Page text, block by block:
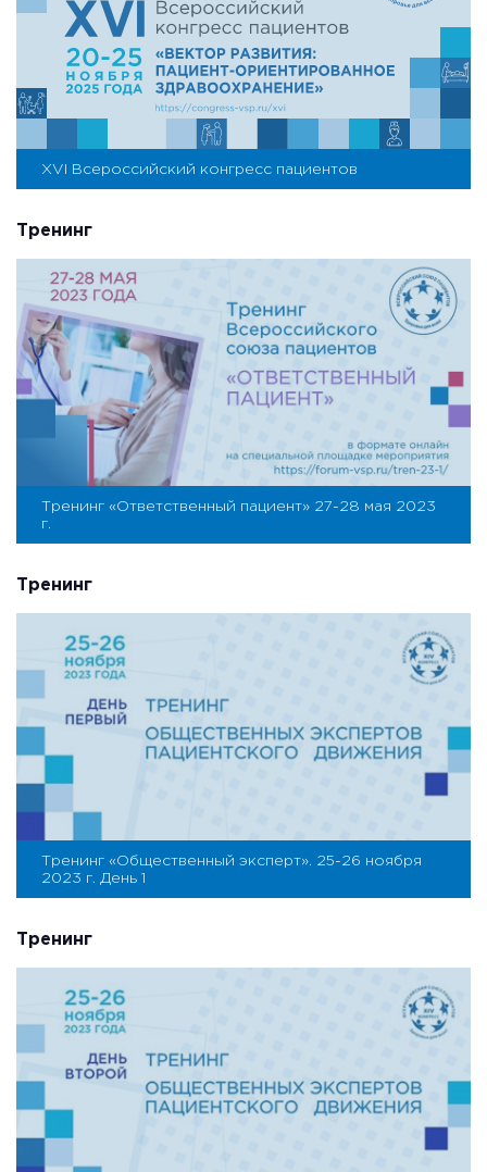
XVI Всероссийский конгресс пациентов
Тренинг
Тренинг «Ответственный пациент» 27-28 мая 2023
г.
Тренинг
Тренинг «Общественный эксперт». 25-26 ноября
2023 г. День 1
Тренинг